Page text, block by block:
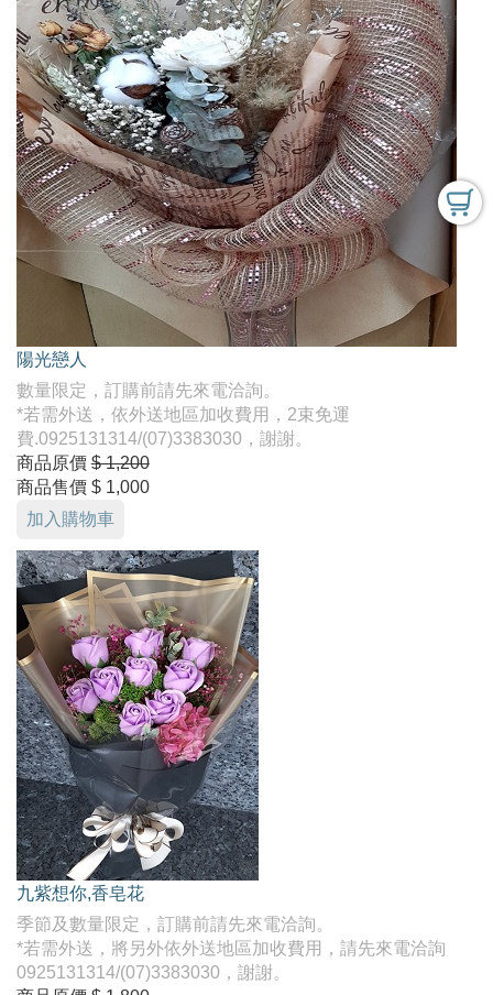
陽光戀人
數量限定，訂購前請先來電洽詢。
*若需外送，依外送地區加收費用，2束免運
費.0925131314/(07)3383030，謝謝。
商品原價 $ 1,200
商品售價 $ 1,000
加入購物車
九紫想你,香皂花
季節及數量限定，訂購前請先來電洽詢。
*若需外送，將另外依外送地區加收費用，請先來電洽詢
0925131314/(07)3383030，謝謝。